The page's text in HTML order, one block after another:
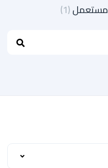
مستعمل(1)